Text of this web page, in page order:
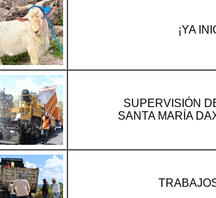
¡YA
SUPERVISIÓN
SANTA MARÍA